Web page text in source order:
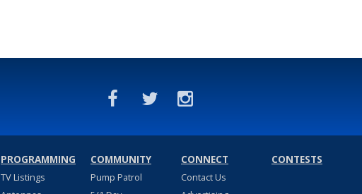
PROGRAMMING
TV Listings
COMMUNITY
Pump Patrol
CONNECT
Contact Us
CONTESTS